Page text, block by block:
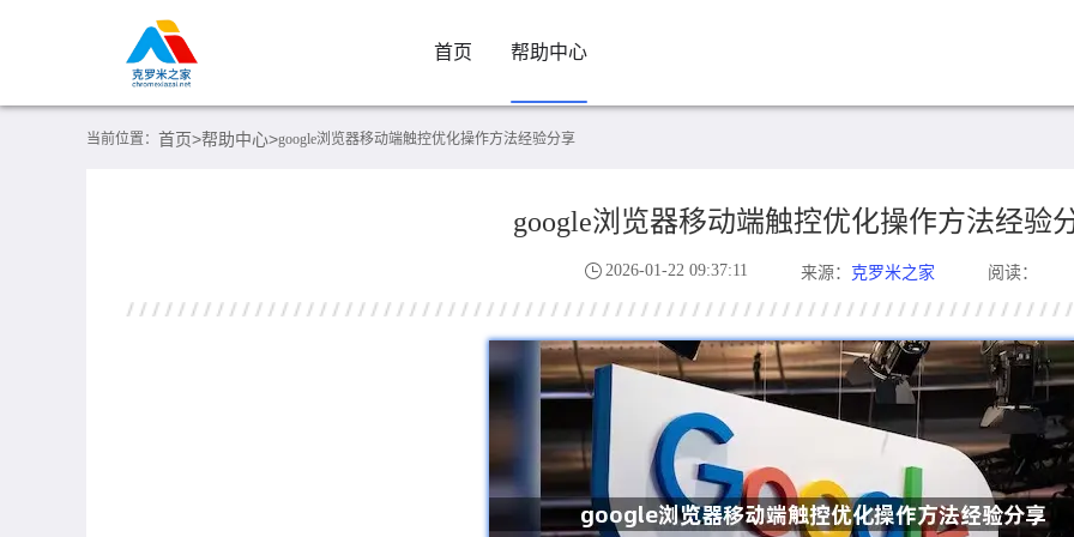
首页 帮助中心
当前位置： 首页>帮助中心>google浏览器移动端触控优化操作方法经验分享
google浏览器移动端触控优化操作方法经验
2026-01-22 09:37:11 来源： 克罗米之家 阅读：